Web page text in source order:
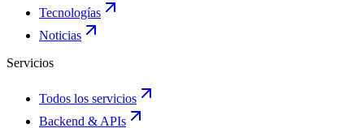
Tecnologías
Noticias
Servicios
Todos los servicios
Backend & APIs